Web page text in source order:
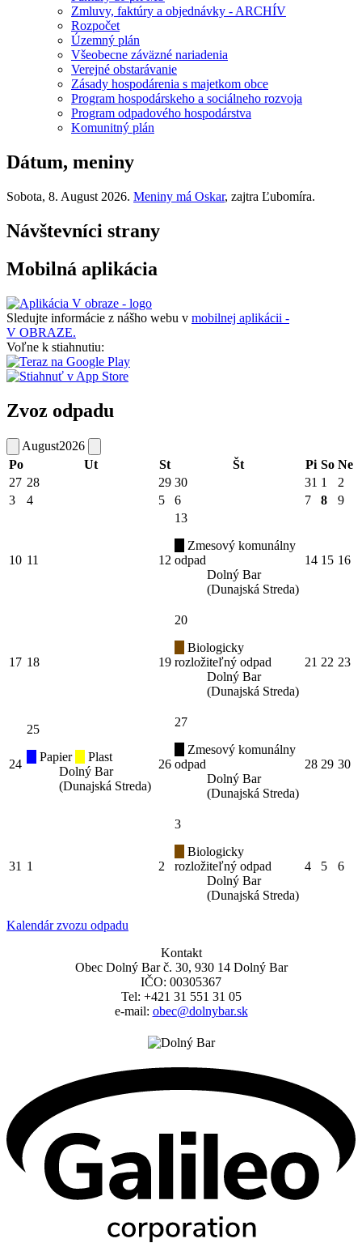
Zmluvy, faktúry a objednávky - ARCHÍV
Rozpočet
Územný plán
Všeobecne záväzné nariadenia
Verejné obstarávanie
Zásady hospodárenia s majetkom obce
Program hospodárskeho a sociálneho rozvoja
Program odpadového hospodárstva
Komunitný plán
Dátum, meniny
Sobota, 8. August 2026. Meniny má Oskar, zajtra Ľubomíra.
Návštevníci strany
Mobilná aplikácia
Sledujte informácie z nášho webu v mobilnej aplikácii -
V OBRAZE.
Voľne k stiahnutiu:
Zvoz odpadu
August2026
Po
Ut St Št Pi So Ne
27 28 29 30 31 1
2
3
4 5 6 7 8 9
10 11 12
13
Zmesový komunálny
odpad
Dolný Bar
(Dunajská Streda)
14 15 16
17 18 19
20
Biologicky
rozložiteľný odpad
Dolný Bar
(Dunajská Streda)
21 22 23
24
25
Papier
Plast
Dolný Bar
(Dunajská Streda)
26
27
Zmesový komunálny
odpad
Dolný Bar
(Dunajská Streda)
28 29 30
31 1 2
3
Biologicky
rozložiteľný odpad
Dolný Bar
(Dunajská Streda)
4 5 6
Kalendár zvozu odpadu
Kontakt
Obec Dolný Bar č. 30, 930 14 Dolný Bar
IČO: 00305367
Tel: +421 31 551 31 05
e-mail: obec@dolnybar.sk